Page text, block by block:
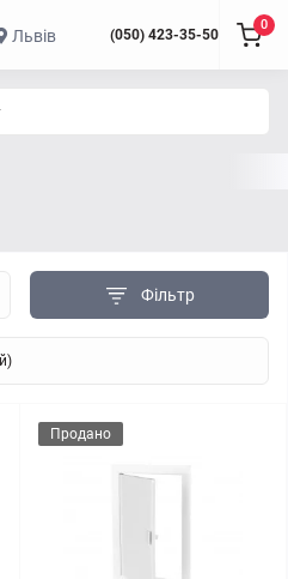
Львів (050) 423-35-50
0
Фільтр
Продано